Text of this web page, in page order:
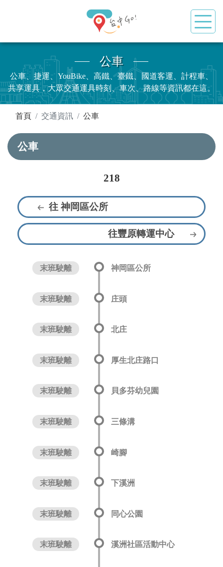
公車
公車、捷運、YouBike、高鐵、臺鐵、國道客運、計程車、
共享運具，大眾交通運具時刻、車次、路線等資訊都在這。
首頁 交通資訊 公車
公車
218
往 神岡區公所
往豐原轉運中心
末班駛離 神岡區公所
末班駛離 庄頭
末班駛離 北庄
末班駛離 厚生北庄路口
末班駛離 貝多芬幼兒園
末班駛離 三條溝
末班駛離 崎腳
末班駛離 下溪洲
末班駛離 同心公園
末班駛離 溪洲社區活動中心